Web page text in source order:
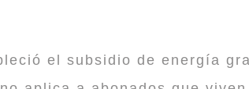
el subsidio de energía